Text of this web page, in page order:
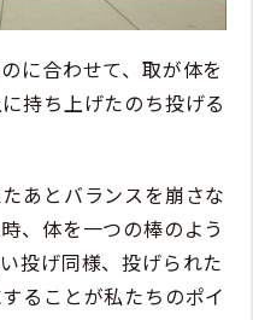
に合わせて、取が体を
持ち上げたのち投げる
あとバランスを崩さな
、体を一つの棒のよう
投げ同様、投げられた
ることが私たちのポイ